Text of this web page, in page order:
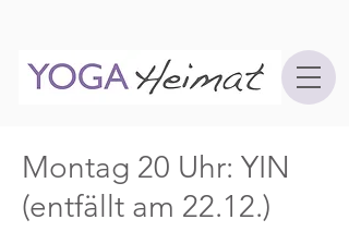
Montag 20 Uhr: YIN
(entfällt am 22.12.)